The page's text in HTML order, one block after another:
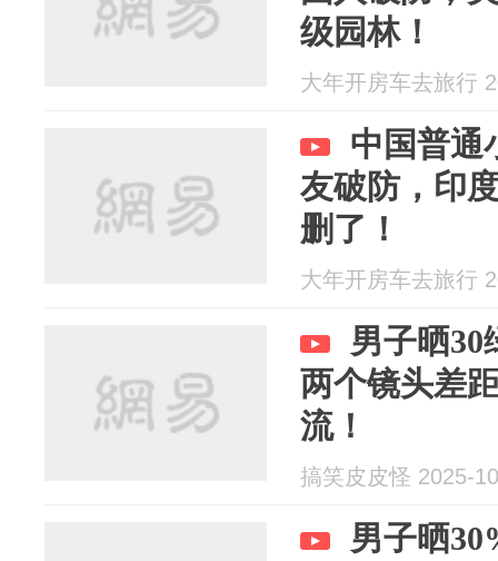
级园林！
大年开房车去旅行
中国普通
友破防，印
删了！
大年开房车去旅行
男子晒30
两个镜头差
流！
搞笑皮皮怪 2025-
男子晒